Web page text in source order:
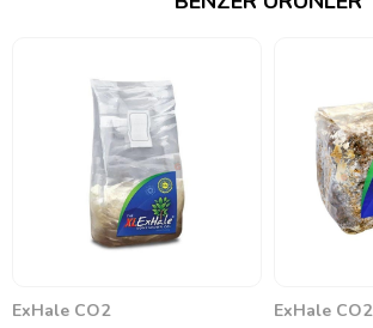
ExHale CO2 ExHale CO2